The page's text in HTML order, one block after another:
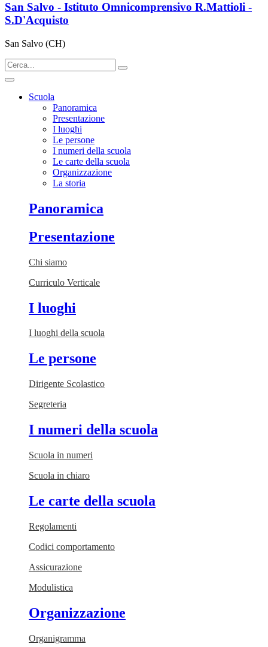
San Salvo - Istituto Omnicomprensivo R.Mattioli -
S.D'Acquisto
San Salvo (CH)
Scuola
Panoramica
Presentazione
I luoghi
Le persone
I numeri della scuola
Le carte della scuola
Organizzazione
La storia
Panoramica
Presentazione
Chi siamo
Curriculo Verticale
I luoghi
I luoghi della scuola
Le persone
Dirigente Scolastico
Segreteria
I numeri della scuola
Scuola in numeri
Scuola in chiaro
Le carte della scuola
Regolamenti
Codici comportamento
Assicurazione
Modulistica
Organizzazione
Organigramma